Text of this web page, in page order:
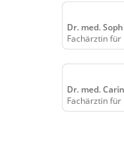
Dr. med.
Fachärztin
Dr. med.
Fachärztin